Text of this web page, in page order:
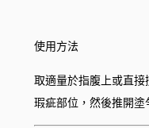
使用方法
取適量於指腹上或直
瑕疵部位，然後推開塗